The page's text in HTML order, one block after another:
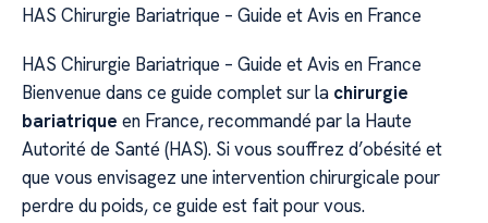
HAS Chirurgie Bariatrique – Guide et Avis en France
HAS Chirurgie Bariatrique – Guide et Avis en France
Bienvenue dans ce guide complet sur la chirurgie
bariatrique en France, recommandé par la Haute
Autorité de Santé (HAS). Si vous souffrez d’obésité et
que vous envisagez une intervention chirurgicale pour
perdre du poids, ce guide est fait pour vous.